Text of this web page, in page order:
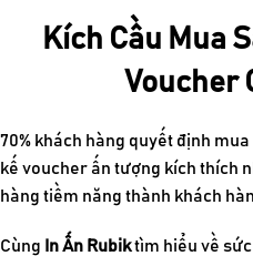
Kích Cầu Mua
Voucher
70% khách hàng quyết định
kế voucher ấn tượng kích thích
hàng tiềm năng thành khách
Cùng In Ấn Rubiktìm hiểu về